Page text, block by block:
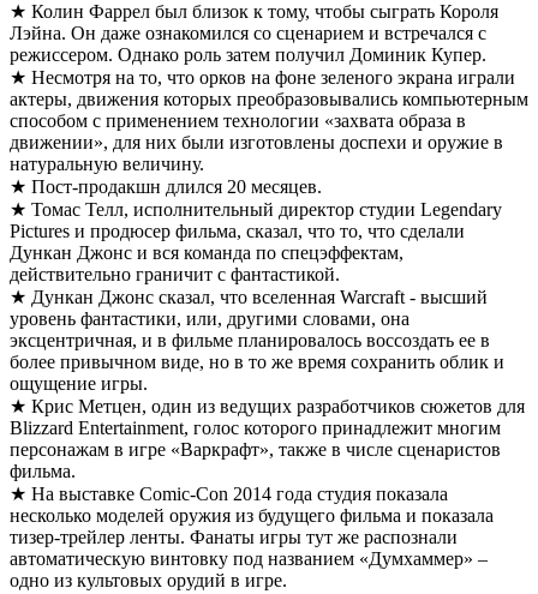
★ Колин Фаррел был близок к тому, чтобы сыграть Короля
Лэйна. Он даже ознакомился со сценарием и встречался с
режиссером. Однако роль затем получил Доминик Купер.
★ Несмотря на то, что орков на фоне зеленого экрана играли
актеры, движения которых преобразовывались компьютерным
способом с применением технологии «захвата образа в
движении», для них были изготовлены доспехи и оружие в
натуральную величину.
★ Пост-продакшн длился 20 месяцев.
★ Томас Телл, исполнительный директор студии Legendary
Pictures и продюсер фильма, сказал, что то, что сделали
Дункан Джонс и вся команда по спецэффектам,
действительно граничит с фантастикой.
★ Дункан Джонс сказал, что вселенная Warcraft - высший
уровень фантастики, или, другими словами, она
эксцентричная, и в фильме планировалось воссоздать ее в
более привычном виде, но в то же время сохранить облик и
ощущение игры.
★ Крис Метцен, один из ведущих разработчиков сюжетов для
Blizzard Entertainment, голос которого принадлежит многим
персонажам в игре «Варкрафт», также в числе сценаристов
фильма.
★ На выставке Comic-Con 2014 года студия показала
несколько моделей оружия из будущего фильма и показала
тизер-трейлер ленты. Фанаты игры тут же распознали
автоматическую винтовку под названием «Думхаммер» –
одно из культовых орудий в игре.